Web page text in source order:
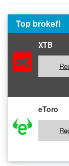
Top brokeři
XTB
eToro